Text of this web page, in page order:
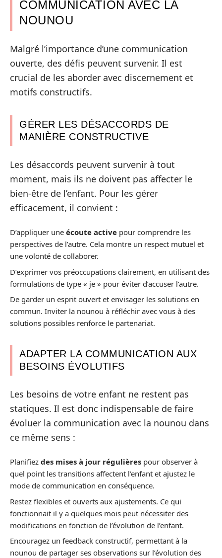
COMMUNICATION AVEC LA
NOUNOU
Malgré l’importance d’une communication
ouverte, des défis peuvent survenir. Il est
crucial de les aborder avec discernement et
motifs constructifs.
GÉRER LES DÉSACCORDS DE
MANIÈRE CONSTRUCTIVE
Les désaccords peuvent survenir à tout
moment, mais ils ne doivent pas affecter le
bien-être de l’enfant. Pour les gérer
efficacement, il convient :
D’appliquer une écoute active pour comprendre les
perspectives de l’autre. Cela montre un respect mutuel et
une volonté de collaborer.
D’exprimer vos préoccupations clairement, en utilisant des
formulations de type « je » pour éviter d’accuser l’autre.
De garder un esprit ouvert et envisager les solutions en
commun. Inviter la nounou à réfléchir avec vous à des
solutions possibles renforce le partenariat.
ADAPTER LA COMMUNICATION AUX
BESOINS ÉVOLUTIFS
Les besoins de votre enfant ne restent pas
statiques. Il est donc indispensable de faire
évoluer la communication avec la nounou dans
ce même sens :
Planifiez des mises à jour régulières pour observer à
quel point les transitions affectent l’enfant et ajustez le
mode de communication en conséquence.
Restez flexibles et ouverts aux ajustements. Ce qui
fonctionnait il y a quelques mois peut nécessiter des
modifications en fonction de l’évolution de l’enfant.
Encouragez un feedback constructif, permettant à la
nounou de partager ses observations sur l’évolution des